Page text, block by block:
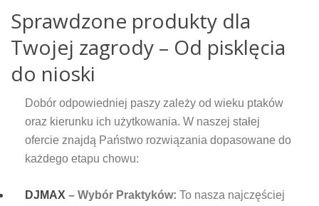
Sprawdzone produkty dla
Twojej zagrody – Od pisklęcia
do nioski
Dobór odpowiedniej paszy zależy od wieku ptaków
oraz kierunku ich użytkowania. W naszej stałej
ofercie znajdą Państwo rozwiązania dopasowane do
każdego etapu chowu:
DJMAX – Wybór Praktyków: To nasza najczęściej